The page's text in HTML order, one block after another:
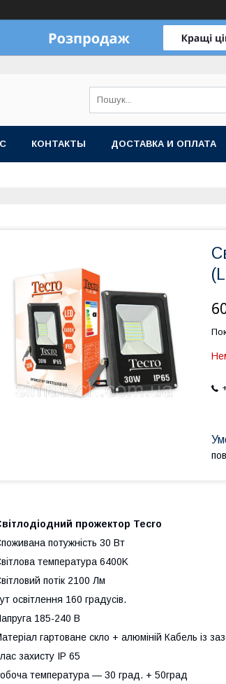
КОНТАКТЫ ДОСТАВКА И ОПЛАТА
прожектор Tecro
потужність 30 Вт
температура 6400K
потік 2100 Лм
освітлення 160 градусів.
185-240 В
гартоване скло + алюміній Кабель із
захисту IP 65
температура — 30 град. + 50град